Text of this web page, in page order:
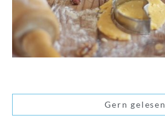
Gern gelesen